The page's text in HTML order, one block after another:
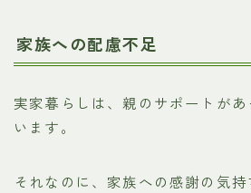
家族への配慮不足
実家暮らしは、親のサポートが
います。
それなのに、家族への感謝の気